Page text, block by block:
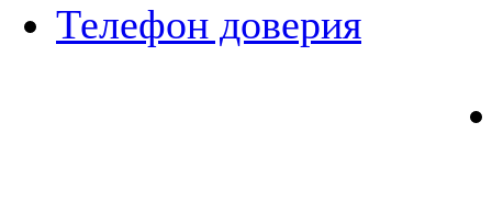
Телефон доверия